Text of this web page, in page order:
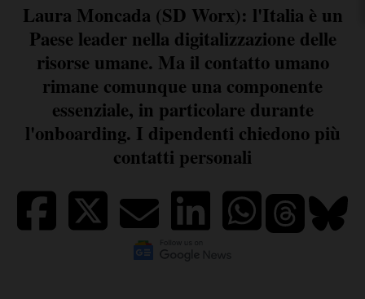
Laura Moncada (SD Worx): l'Italia è un
Paese leader nella digitalizzazione delle
risorse umane. Ma il contatto umano
rimane comunque una componente
essenziale, in particolare durante
l'onboarding. I dipendenti chiedono più
contatti personali